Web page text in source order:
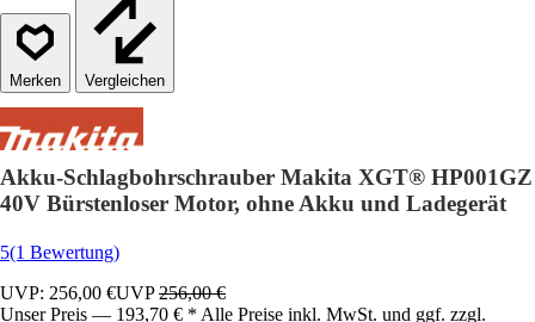
Vergleichen
Akku-Schlagbohrschrauber Makita XGT® HP001GZ
40V Bürstenloser Motor, ohne Akku und Ladegerät
5(1 Bewertung)
UVP: 256,00 €UVP256,00 €
Unser Preis — 193,70 € * Alle Preise inkl. MwSt. und ggf. zzgl.